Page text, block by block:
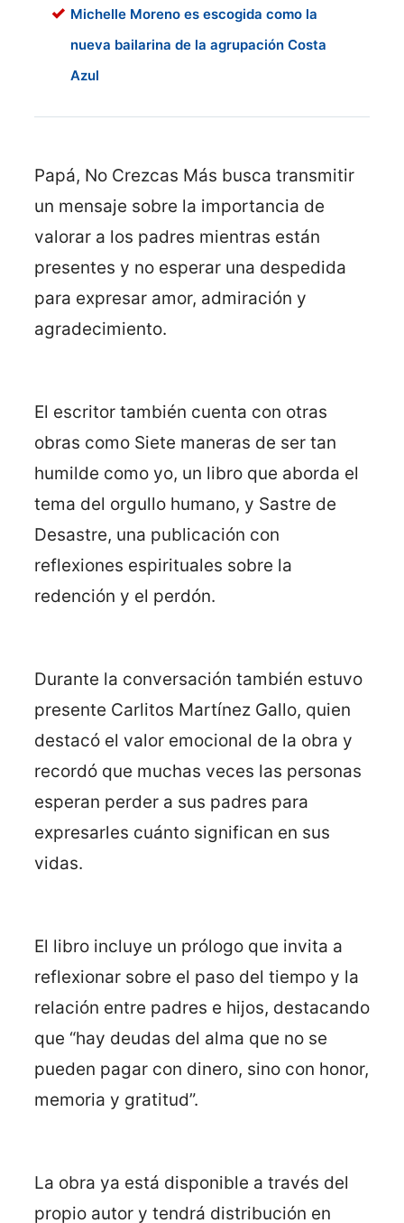
Michelle Moreno es escogida como la
nueva bailarina de la agrupación Costa
Azul
Papá, No Crezcas Más busca transmitir
un mensaje sobre la importancia de
valorar a los padres mientras están
presentes y no esperar una despedida
para expresar amor, admiración y
agradecimiento.
El escritor también cuenta con otras
obras como Siete maneras de ser tan
humilde como yo, un libro que aborda el
tema del orgullo humano, y Sastre de
Desastre, una publicación con
reflexiones espirituales sobre la
redención y el perdón.
Durante la conversación también estuvo
presente Carlitos Martínez Gallo, quien
destacó el valor emocional de la obra y
recordó que muchas veces las personas
esperan perder a sus padres para
expresarles cuánto significan en sus
vidas.
El libro incluye un prólogo que invita a
reflexionar sobre el paso del tiempo y la
relación entre padres e hijos, destacando
que “hay deudas del alma que no se
pueden pagar con dinero, sino con honor,
memoria y gratitud”.
La obra ya está disponible a través del
propio autor y tendrá distribución en